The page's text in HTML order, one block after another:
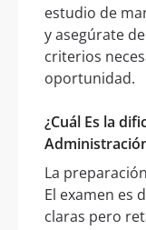
estudio de
y asegúrate
criterios
oportunidad.
¿Cuál Es la
La
El examen es
claras pero